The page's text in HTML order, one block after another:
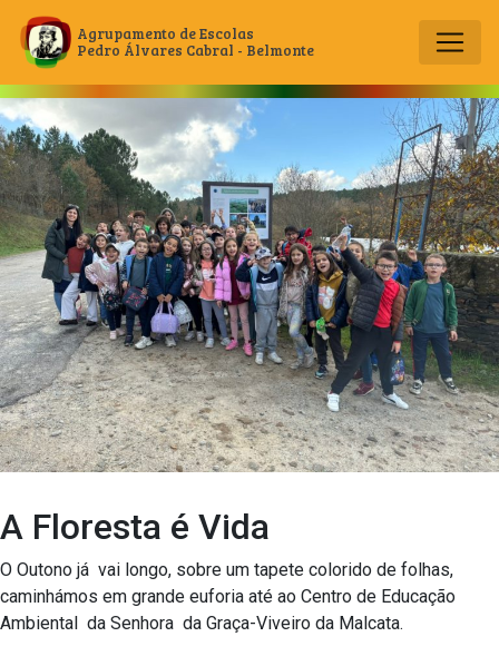
Main Navigation
Agrupamento de Escolas
Pedro Álvares Cabral - Belmonte
A Floresta é Vida
O Outono já vai longo, sobre um tapete colorido de folhas,
caminhámos em grande euforia até ao Centro de Educação
Ambiental da Senhora da Graça-Viveiro da Malcata.